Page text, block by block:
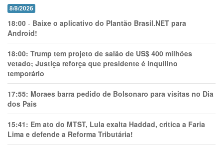
8/8/2026
18:00 - Baixe o aplicativo do Plantão Brasil.NET para
Android!
18:00: Trump tem projeto de salão de US$ 400 milhões
vetado; Justiça reforça que presidente é inquilino
temporário
17:55: Moraes barra pedido de Bolsonaro para visitas no Dia
dos Pais
15:41: Em ato do MTST, Lula exalta Haddad, critica a Faria
Lima e defende a Reforma Tributária!